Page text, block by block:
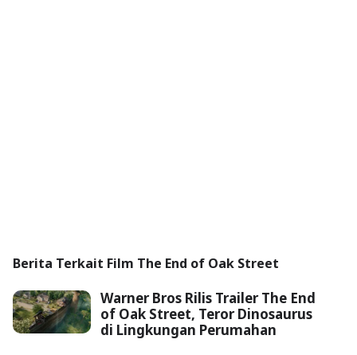
Berita Terkait Film The End of Oak Street
Warner Bros Rilis Trailer The End
of Oak Street, Teror Dinosaurus
di Lingkungan Perumahan